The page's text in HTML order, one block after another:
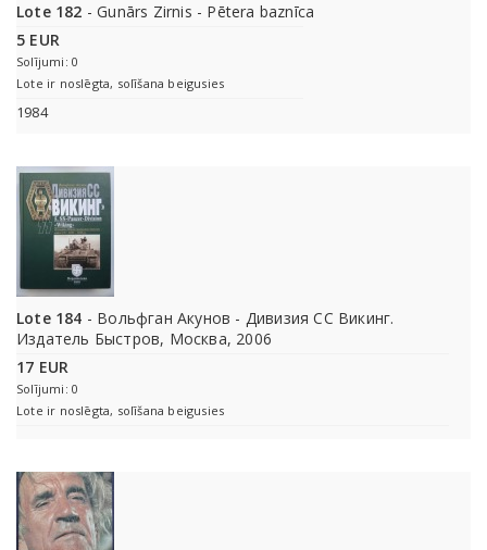
Lote 182 - Gunārs Zirnis - Pētera baznīca
5 EUR
Solījumi: 0
Lote ir noslēgta, solīšana beigusies
1984
Lote 184 - Вольфган Акунов - Дивизия СС Викинг.
Издатель Быстров, Москва, 2006
17 EUR
Solījumi: 0
Lote ir noslēgta, solīšana beigusies